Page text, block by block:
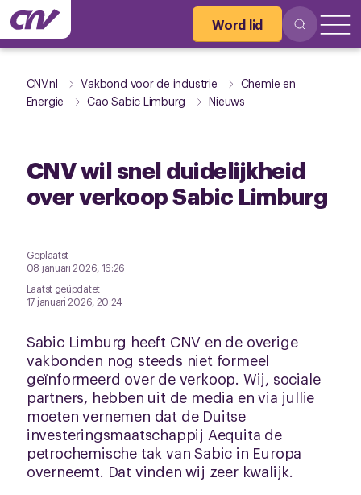
Word lid
CNV.nl Vakbond voor de industrie
Chemie en
Energie
Cao Sabic Limburg Nieuws
CNV wil snel duidelijkheid
over verkoop Sabic Limburg
Geplaatst
08 januari 2026, 16:26
Laatst geüpdatet
17 januari 2026, 20:24
Sabic Limburg heeft CNV en de overige
vakbonden nog steeds niet formeel
geïnformeerd over de verkoop. Wij, sociale
partners, hebben uit de media en via jullie
moeten vernemen dat de Duitse
investeringsmaatschappij Aequita de
petrochemische tak van Sabic in Europa
overneemt. Dat vinden wij zeer kwalijk.